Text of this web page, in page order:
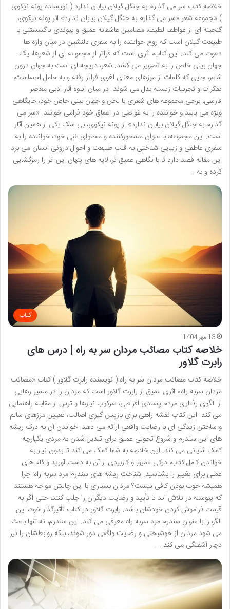
خلاصه کتاب سر می گذارم به جنگل گیلان بیابان ندارد ( نویسنده پونه نیکوی
) مجموعه شعر «سر می گذارم به جنگل گیلان بیابان ندارد» اثر پونه نیکوی،
گنجینه ای از عواطف لطیف، مضامین عاشقانه عمیق و پیوندی ناگسستنی با
طبیعت گیلان است که روح خواننده را به سفری دلنشین در میان واژه ها
دعوت می کند. این کتاب، اثری است که فراتر از مجموعه ای از شعرها، یک
جهان بینی خاص را به تصویر می کشد. شعر، دریچه ای است به جهان درون
شاعر، جایی که کلمات از مرزهای معنای لغوی فراتر رفته و به حامل احساسات،
تفکرات و تجربیات زیسته بدل می شوند. در میان انبوه آثار ادبی معاصر
فارسی، برخی مجموعه های شعری با لحن و جهان بینی خاص خود، جایگاهی
ویژه می یابند و خواننده را به غواصی در اعماق خود فرامی خوانند. «سر می
گذارم به جنگل گیلان بیابان ندارد» از پونه نیکوی، بی شک یکی از همین آثار
است. این مجموعه، با عنوان مسحورکننده و محتوای غنی خود، خواننده را به
سفری عاطفی و زیبایی شناختی به قلب طبیعت و احوال درونی انسان می برد.
این مقاله قصد دارد تا با نگاهی عمیق تر، لایه های پنهان این اثر را رمزگشایی
کرده و به …
کتاب
13 مهر 1404
خلاصه کتاب مصائب مردان سر به راه | درس های
رابرت گلاور
خلاصه کتاب مصائب مردان سر به راه ( نویسنده رابرت گلاور ) کتاب «مصائب
مردان سربه راه» اثری عمیق از رابرت گلاور است که مردان را در مسیر رهایی
از الگوی رفتاری مردم پسندی افراطی، سرکوب نیازها و ترس از مقابله راهنمایی
می کند. این کتاب نقشه راهی برای بازپس گیری اصالت، تعیین مرزهای سالم
و ساختن زندگی ای با رضایت واقعی ارائه می دهد. خواندن آن به درک ریشه
های این سندرم و شروع تحولی عمیق برای تبدیل شدن به مردی یکپارچه
کمک شایانی می کند. این خلاصه به شما کمک می کند تا بدون نیاز به
خواندن کامل کتاب، درکی عمیق و کاربردی از آن به دست آورید و گام های
عملی برای تغییر را بشناسید. شناخت ریشه های سندرم مرد سربه راه: چرا
همیشه خوب بودن کافی نیست؟ مردان بسیاری با این چالش مواجه هستند
که پیوسته در تلاش اند تا تأیید و رضایت دیگران را جلب کنند، حتی اگر به
قیمت فراموش کردن خودشان باشد. رابرت گلاور در کتاب تأثیرگذار خود، این
الگو را با عنوان سندرم مرد سربه راه معرفی می کند. این سندرم، نه تنها باعث
می شود مردان از خوشبختی و رضایت واقعی دور شوند، بلکه روابطشان را نیز
دچار آشفتگی می کند. …